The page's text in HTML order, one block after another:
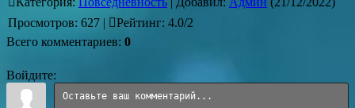
Просмотров: 627 | Рейтинг: 4.0/2
Всего комментариев: 0
Войдите: